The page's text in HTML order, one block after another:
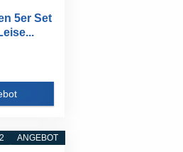
5er Set
ANGEBOT